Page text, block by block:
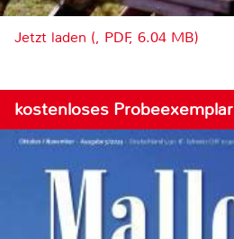
Jetzt laden (, PDF, 6.04 MB)
kostenloses Probeexemplar